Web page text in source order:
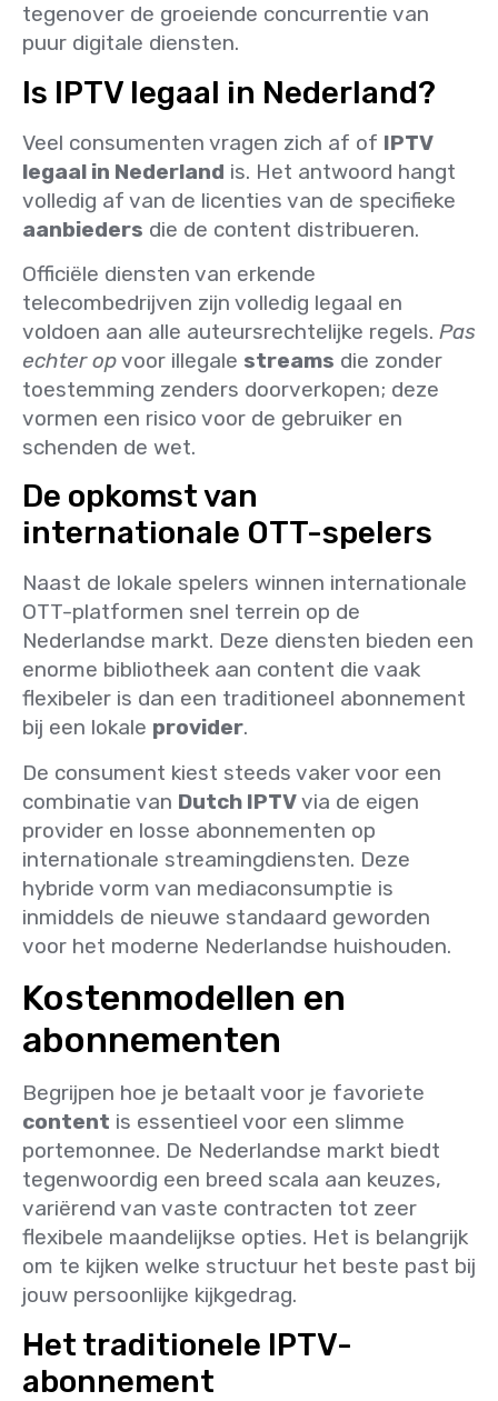
tegenover de groeiende concurrentie van
puur digitale diensten.
Is IPTV legaal in Nederland?
Veel consumenten vragen zich af of IPTV
legaal in Nederland is. Het antwoord hangt
volledig af van de licenties van de specifieke
aanbieders die de content distribueren.
Officiële diensten van erkende
telecombedrijven zijn volledig legaal en
voldoen aan alle auteursrechtelijke regels. Pas
echter opvoor illegale streams die zonder
toestemming zenders doorverkopen; deze
vormen een risico voor de gebruiker en
schenden de wet.
De opkomst van
internationale OTT-spelers
Naast de lokale spelers winnen internationale
OTT-platformen snel terrein op de
Nederlandse markt. Deze diensten bieden een
enorme bibliotheek aan content die vaak
flexibeler is dan een traditioneel abonnement
bij een lokale provider.
De consument kiest steeds vaker voor een
combinatie van Dutch IPTVvia de eigen
provider en losse abonnementen op
internationale streamingdiensten. Deze
hybride vorm van mediaconsumptie is
inmiddels de nieuwe standaard geworden
voor het moderne Nederlandse huishouden.
Kostenmodellen en
abonnementen
Begrijpen hoe je betaalt voor je favoriete
content is essentieel voor een slimme
portemonnee. De Nederlandse markt biedt
tegenwoordig een breed scala aan keuzes,
variërend van vaste contracten tot zeer
flexibele maandelijkse opties. Het is belangrijk
om te kijken welke structuur het beste past bij
jouw persoonlijke kijkgedrag.
Het traditionele IPTV-
abonnement